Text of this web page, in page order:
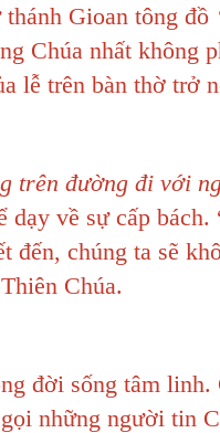
Gioan tông đồ
Chúa nhất không
lễ trên bàn thờ trở
trên đường đi với
về sự cấp
chúng ta sẽ
Chúa.
đời sống tâm linh.
những người tin